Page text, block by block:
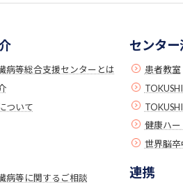
病等総合支援センターとは
ついて
病等に関するご相談
センター
患者教室
健康ハー
世界脳卒
連携